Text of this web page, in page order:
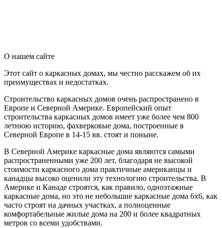
О нашем сайте
Этот сайт о каркасных домах, мы честно расскажем об их
преимуществах и недостатках.
Строительство каркасных домов очень распространено в
Европе и Северной Америке. Европейский опыт
строительства каркасных домов имеет уже более чем 800
летнюю историю, фахверковые дома, построенные в
Северной Европе в 14-15 вв. стоят и поныне.
В Северной Америке каркасные дома являются самыми
распространенными уже 200 лет, благодаря не высокой
стоимости каркасного дома практичные американцы и
канадцы высоко оценили эту технологию строительства. В
Америке и Канаде строятся, как правило, одноэтажные
каркасные дома, но это не небольшие каркасные дома 6х6, как
часто строят на дачных участках, а полноценные
комфортабельные жилые дома на 200 и более квадратных
метров со всеми удобствами.